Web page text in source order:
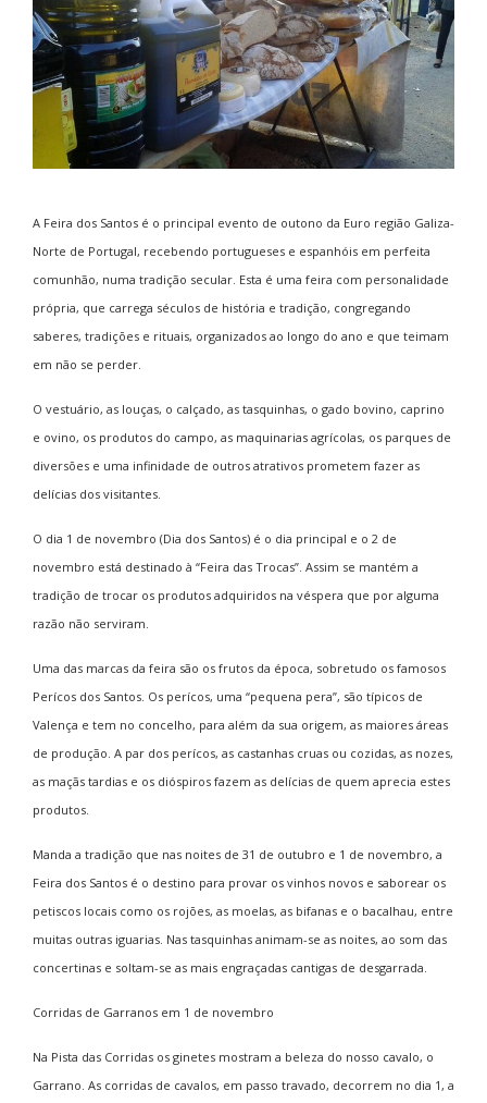
A Feira dos Santos é o principal evento de outono da Euro região Galiza-
Norte de Portugal, recebendo portugueses e espanhóis em perfeita
comunhão, numa tradição secular. Esta é uma feira com personalidade
própria, que carrega séculos de história e tradição, congregando
saberes, tradições e rituais, organizados ao longo do ano e que teimam
em não se perder.
O vestuário, as louças, o calçado, as tasquinhas, o gado bovino, caprino
e ovino, os produtos do campo, as maquinarias agrícolas, os parques de
diversões e uma infinidade de outros atrativos prometem fazer as
delícias dos visitantes.
O dia 1 de novembro (Dia dos Santos) é o dia principal e o 2 de
novembro está destinado à “Feira das Trocas”. Assim se mantém a
tradição de trocar os produtos adquiridos na véspera que por alguma
razão não serviram.
Uma das marcas da feira são os frutos da época, sobretudo os famosos
Perícos dos Santos. Os perícos, uma “pequena pera”, são típicos de
Valença e tem no concelho, para além da sua origem, as maiores áreas
de produção. A par dos perícos, as castanhas cruas ou cozidas, as nozes,
as maçãs tardias e os dióspiros fazem as delícias de quem aprecia estes
produtos.
Manda a tradição que nas noites de 31 de outubro e 1 de novembro, a
Feira dos Santos é o destino para provar os vinhos novos e saborear os
petiscos locais como os rojões, as moelas, as bifanas e o bacalhau, entre
muitas outras iguarias. Nas tasquinhas animam-se as noites, ao som das
concertinas e soltam-se as mais engraçadas cantigas de desgarrada.
Corridas de Garranos em 1 de novembro
Na Pista das Corridas os ginetes mostram a beleza do nosso cavalo, o
Garrano. As corridas de cavalos, em passo travado, decorrem no dia 1, a